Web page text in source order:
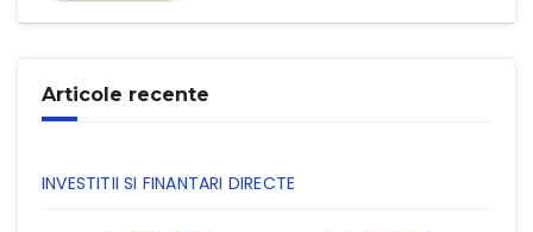
Articole recente
INVESTITII SI FINANTARI DIRECTE